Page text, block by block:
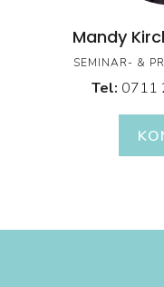
Mandy
SEMINAR- &
Tel: 0711